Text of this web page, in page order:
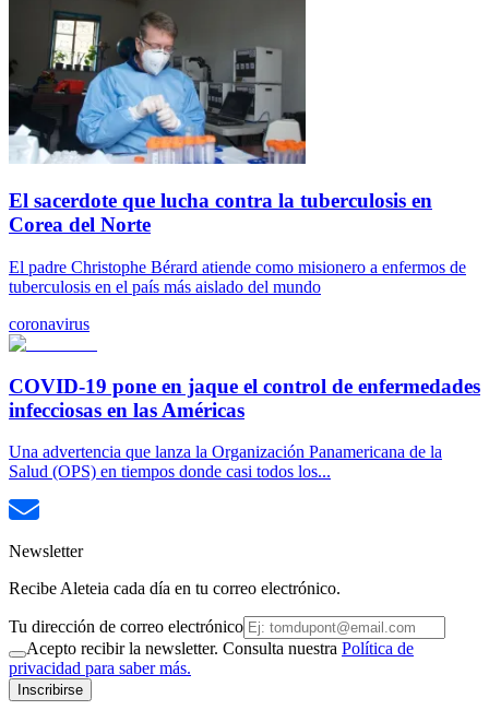
El sacerdote que lucha contra la tuberculosis en
Corea del Norte
El padre Christophe Bérard atiende como misionero a enfermos de
tuberculosis en el país más aislado del mundo
coronavirus
COVID-19 pone en jaque el control de enfermedades
infecciosas en las Américas
Una advertencia que lanza la Organización Panamericana de la
Salud (OPS) en tiempos donde casi todos los...
Newsletter
Recibe Aleteia cada día en tu correo electrónico.
Tu dirección de correo electrónico
Acepto recibir la newsletter. Consulta nuestra Política de
privacidad para saber más.
Inscribirse